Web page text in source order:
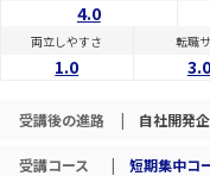
4.0
両立しやすさ
1.0
転職
3.0
受講後の進路 | 自社開発
受講コース |
短期集中コ